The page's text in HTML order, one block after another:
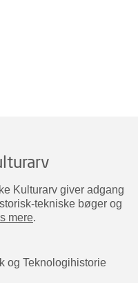
Kulturarv giver adgang
tekniske bøger og
mere.
og Teknologihistorie